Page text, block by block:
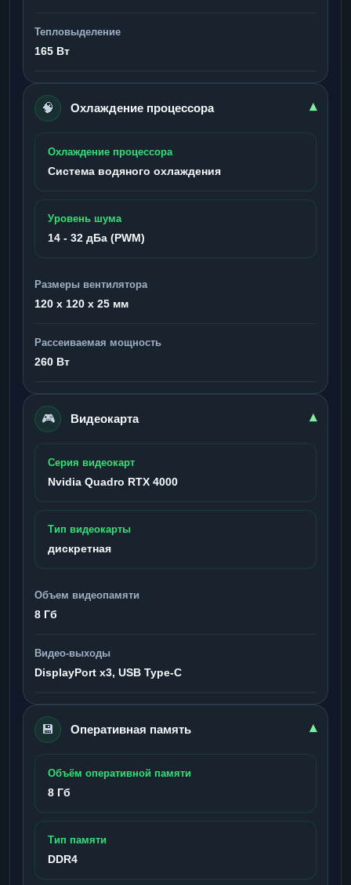
Тепловыделение
165 Вт
🧠 Охлаждение процессора ▾
Охлаждение процессора
Система водяного охлаждения
Уровень шума
14 - 32 дБа (PWM)
Размеры вентилятора
120 x 120 x 25 мм
Рассеиваемая мощность
260 Вт
🎮 Видеокарта ▾
Серия видеокарт
Nvidia Quadro RTX 4000
Тип видеокарты
дискретная
Объем видеопамяти
8 Гб
Видео-выходы
DisplayPort x3, USB Type-C
💾 Оперативная память ▾
Объём оперативной памяти
8 Гб
Тип памяти
DDR4